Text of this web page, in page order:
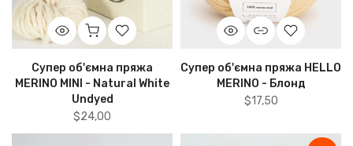
Супер об'ємна пряжа
MERINO MINI - Natural White
Undyed
$24,00
Супер об'ємна пряжа HELLO
MERINO - Блонд
$17,50